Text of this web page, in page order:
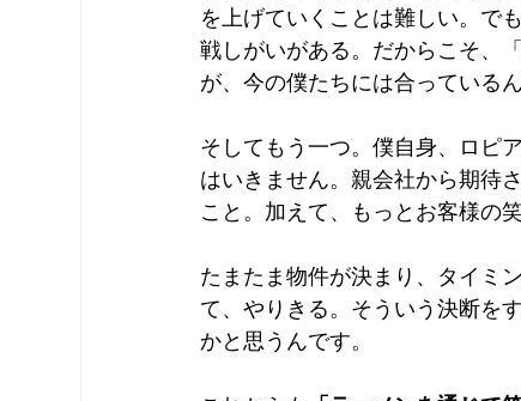
を上げていくことは難しい。で
戦しがいがある。だからこそ、
が、今の僕たちには合っているん
そしてもう一つ。僕自身、ロピ
はいきません。親会社から期待
こと。加えて、もっとお客様の
たまたま物件が決まり、タイミ
て、やりきる。そういう決断を
かと思うんです。